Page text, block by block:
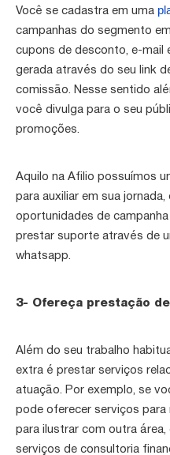
Você se cadastra em uma
campanhas do segmento
cupons de desconto, e-mail
gerada através do seu link
comissão. Nesse sentido
você divulga para o seu
promoções.
Aquilo na Afilio possuímos
para auxiliar em sua
oportunidades de
prestar suporte através de
whatsapp.
3- Ofereça prestação
Além do seu trabalho
extra é prestar serviços
atuação. Por exemplo, se
pode oferecer serviços para
para ilustrar com outra
serviços de consultoria